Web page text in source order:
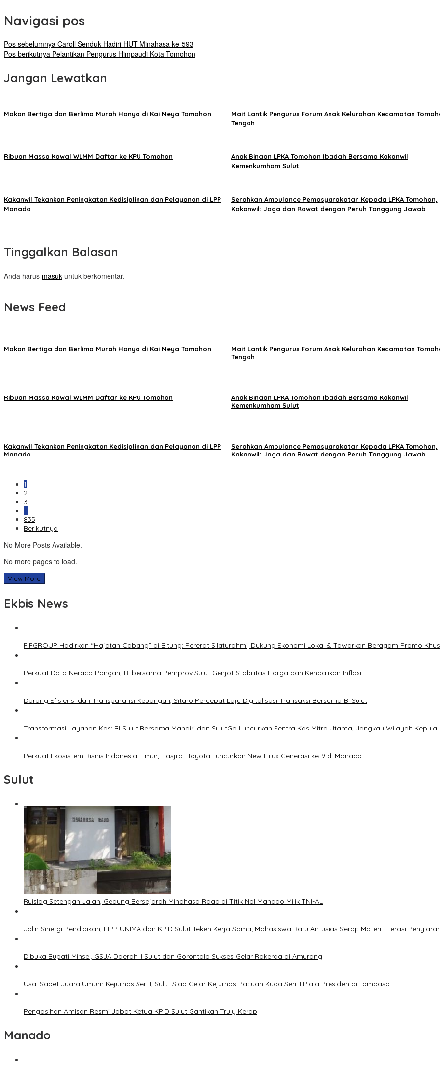
Navigasi pos
Pos sebelumnya Caroll Senduk Hadiri HUT Minahasa ke-593
Pos berikutnya Pelantikan Pengurus Himpaudi Kota Tomohon
Jangan Lewatkan
Makan Bertiga dan Berlima Murah Hanya di Kai Meya Tomohon
Mait Lantik Pengurus Forum Anak Kelurahan Kecamatan
Tengah
Ribuan Massa Kawal WLMM Daftar ke KPU Tomohon
Anak Binaan LPKA Tomohon Ibadah Bersama Kakanwil
Kemenkumham Sulut
Kakanwil Tekankan Peningkatan Kedisiplinan dan Pelayanan di LPP
Manado
Serahkan Ambulance Pemasyarakatan Kepada LPKA Tomohon,
Kakanwil: Jaga dan Rawat dengan Penuh Tanggung Jawab
Tinggalkan Balasan
Anda harus masuk untuk berkomentar.
News Feed
Makan Bertiga dan Berlima Murah Hanya di Kai Meya Tomohon
Mait Lantik Pengurus Forum Anak Kelurahan Kecamatan
Tengah
Ribuan Massa Kawal WLMM Daftar ke KPU Tomohon
Anak Binaan LPKA Tomohon Ibadah Bersama Kakanwil
Kemenkumham Sulut
Kakanwil Tekankan Peningkatan Kedisiplinan dan Pelayanan di LPP
Manado
Serahkan Ambulance Pemasyarakatan Kepada LPKA Tomohon,
Kakanwil: Jaga dan Rawat dengan Penuh Tanggung Jawab
1
2
3
…
835
Berikutnya
No More Posts Available.
No more pages to load.
View More
Ekbis News
FIFGROUP Hadirkan “Hajatan Cabang” di Bitung: Pererat Silaturahmi, Dukung Ekonomi Lokal & Tawarkan Beragam Promo
Perkuat Data Neraca Pangan, BI bersama Pemprov Sulut Genjot Stabilitas Harga dan Kendalikan Inflasi
Dorong Efisiensi dan Transparansi Keuangan, Sitaro Percepat Laju Digitalisasi Transaksi Bersama BI Sulut
Transformasi Layanan Kas: BI Sulut Bersama Mandiri dan SulutGo Luncurkan Sentra Kas Mitra Utama, Jangkau Wilayah
Perkuat Ekosistem Bisnis Indonesia Timur, Hasjrat Toyota Luncurkan New Hilux Generasi ke-9 di Manado
Sulut
Ruislag Setengah Jalan, Gedung Bersejarah Minahasa Raad di Titik Nol Manado Milik TNI-AL
Jalin Sinergi Pendidikan, FIPP UNIMA dan KPID Sulut Teken Kerja Sama; Mahasiswa Baru Antusias Serap Materi Literasi
Dibuka Bupati Minsel, GSJA Daerah II Sulut dan Gorontalo Sukses Gelar Rakerda di Amurang
Usai Sabet Juara Umum Kejurnas Seri I, Sulut Siap Gelar Kejurnas Pacuan Kuda Seri II Piala Presiden di Tompaso
Pengasihan Amisan Resmi Jabat Ketua KPID Sulut Gantikan Truly Kerap
Manado